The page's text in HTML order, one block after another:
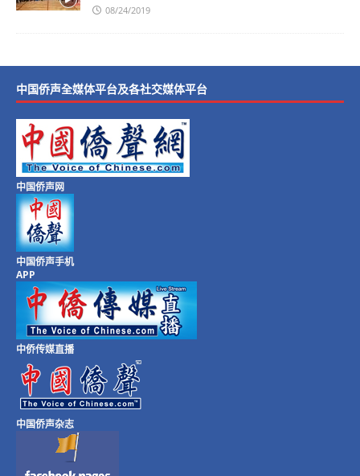
08/24/2019
中国侨声全媒体平台及各社交媒体平台
中国侨声网
中国侨声手机
APP
中侨传媒直播
中国侨声杂志